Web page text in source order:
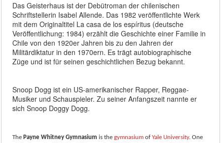
Das Geisterhaus ist der Debütroman der chilenischen
Schriftstellerin Isabel Allende. Das 1982 veröffentlichte Werk
mit dem Originaltitel La casa de los espíritus (deutsche
Veröffentlichung: 1984) erzählt die Geschichte einer Familie in
Chile von den 1920er Jahren bis zu den Jahren der
Militärdiktatur in den 1970ern. Es trägt autobiographische
Züge und ist für seinen geschichtlichen Bezug bekannt.
Snoop Dogg ist ein US-amerikanischer Rapper, Reggae-
Musiker und Schauspieler. Zu seiner Anfangszeit nannte er
sich Snoop Doggy Dogg.
The Payne Whitney Gymnasium is thegymnasium ofYale University. One